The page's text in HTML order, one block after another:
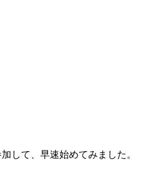
して、早速始めてみました。